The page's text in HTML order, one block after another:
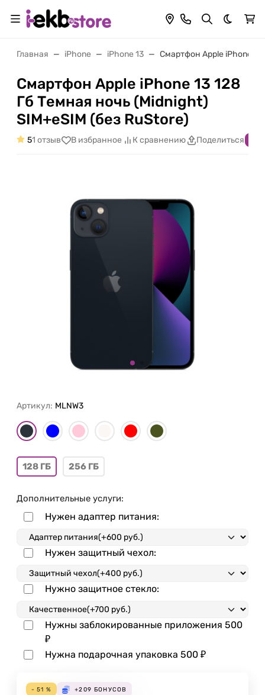
Темная
Главная iPhone iPhone 13 Смартфон Apple iPhone 13
Смартфон Apple iPhone 13 128
Гб Темная ночь (Midnight)
SIM+eSIM (без RuStore)
51 отзыв В избранное К сравнению Поделиться
Артикул: MLNW3
128 ГБ 256 ГБ
Дополнительные услуги:
Нужен адаптер питания:
Нужен защитный чехол:
Нужно защитное стекло:
Нужны заблокированные приложения 500
₽
Нужна подарочная упаковка 500 ₽
- 51 % +209 БОНУСОВ